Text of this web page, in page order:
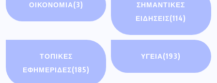
ΟΙΚΟΝΟΜΊΑ(3)
ΣΗΜΑΝΤΙΚΈΣ
ΕΙΔΉΣΕΙΣ(114)
ΤΟΠΙΚΕΣ
ΕΦΗΜΕΡΙΔΕΣ(185)
ΥΓΕΙΑ(193)